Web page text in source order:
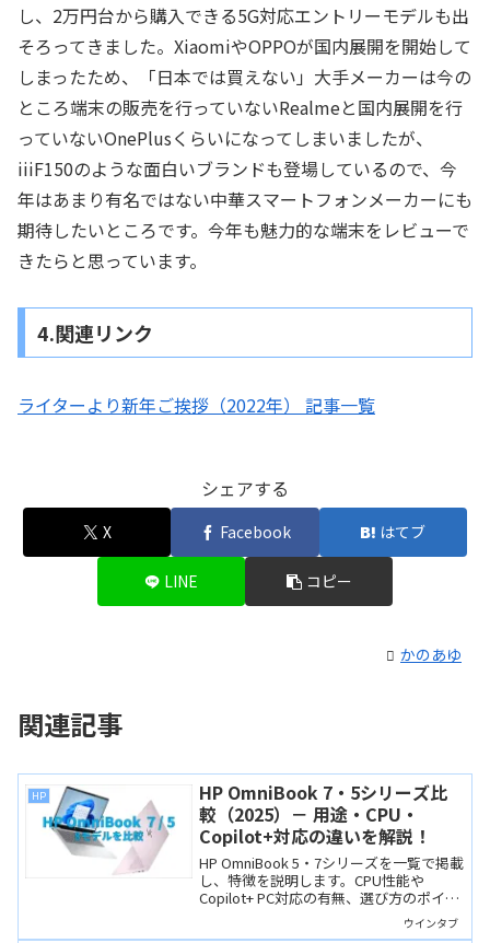
し、2万円台から購入できる5G対応エントリーモデルも出
そろってきました。XiaomiやOPPOが国内展開を開始して
しまったため、「日本では買えない」大手メーカーは今の
ところ端末の販売を行っていないRealmeと国内展開を行
っていないOnePlusくらいになってしまいましたが、
iiiF150のような面白いブランドも登場しているので、今
年はあまり有名ではない中華スマートフォンメーカーにも
期待したいところです。今年も魅力的な端末をレビューで
きたらと思っています。
4.関連リンク
ライターより新年ご挨拶（2022年） 記事一覧
シェアする
X Facebook はてブ
LINE コピー
かのあゆ
関連記事
HP
HP OmniBook 7・5シリーズ比
較（2025）－ 用途・CPU・
Copilot+対応の違いを解説！
HP OmniBook 5・7シリーズを一覧で掲載
し、特徴を説明します。CPU性能や
Copilot+ PC対応の有無、選び方のポイン
ウインタブ